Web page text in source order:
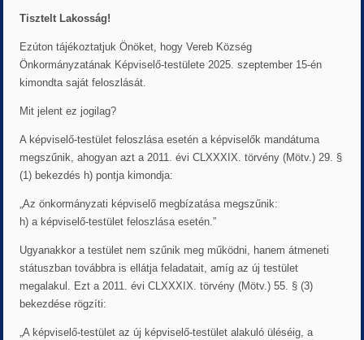
Tisztelt Lakosság!
Ezúton tájékoztatjuk Önöket, hogy Vereb Község
Önkormányzatának Képviselő-testülete 2025. szeptember 15-én
kimondta saját feloszlását.
Mit jelent ez jogilag?
A képviselő-testület feloszlása esetén a képviselők mandátuma
megszűnik, ahogyan azt a 2011. évi CLXXXIX. törvény (Mötv.) 29. §
(1) bekezdés h) pontja kimondja:
„Az önkormányzati képviselő megbízatása megszűnik:
h) a képviselő-testület feloszlása esetén.”
Ugyanakkor a testület nem szűnik meg működni, hanem átmeneti
státuszban továbbra is ellátja feladatait, amíg az új testület
megalakul. Ezt a 2011. évi CLXXXIX. törvény (Mötv.) 55. § (3)
bekezdése rögzíti:
„A képviselő-testület az új képviselő-testület alakuló üléséig, a